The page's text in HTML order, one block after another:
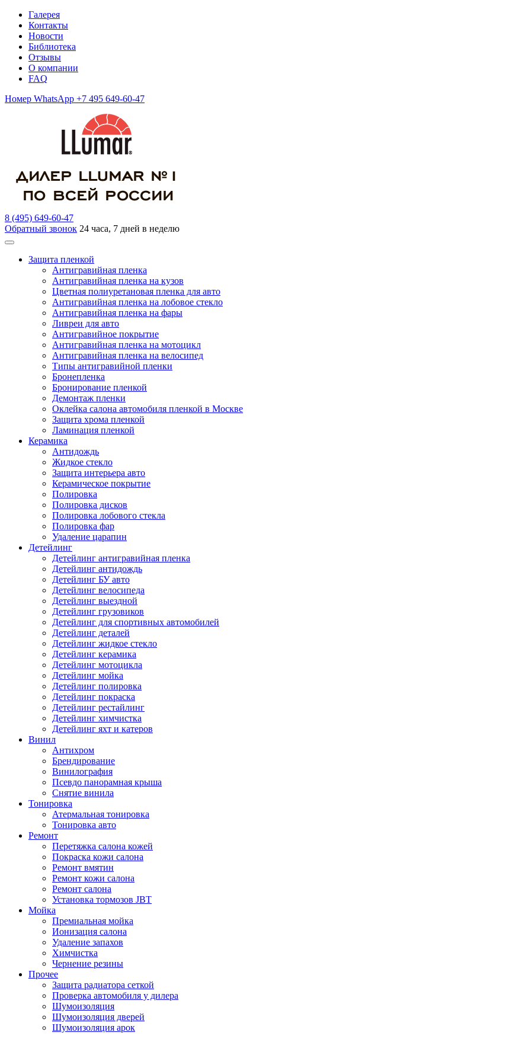
Галерея
Контакты
Новости
Библиотека
Отзывы
О компании
FAQ
Номер WhatsApp +7 495 649-60-47
8 (495) 649-60-47
Обратный звонок 24 часа, 7 дней в неделю
Защита пленкой
Антигравийная пленка
Антигравийная пленка на кузов
Цветная полиуретановая пленка для авто
Антигравийная пленка на лобовое стекло
Антигравийная пленка на фары
Ливреи для авто
Антигравийное покрытие
Антигравийная пленка на мотоцикл
Антигравийная пленка на велосипед
Типы антигравийной пленки
Бронепленка
Бронирование пленкой
Демонтаж пленки
Оклейка салона автомобиля пленкой в Москве
Защита хрома пленкой
Ламинация пленкой
Керамика
Антидождь
Жидкое стекло
Защита интерьера авто
Керамическое покрытие
Полировка
Полировка дисков
Полировка лобового стекла
Полировка фар
Удаление царапин
Детейлинг
Детейлинг антигравийная пленка
Детейлинг антидождь
Детейлинг БУ авто
Детейлинг велосипеда
Детейлинг выездной
Детейлинг грузовиков
Детейлинг для спортивных автомобилей
Детейлинг деталей
Детейлинг жидкое стекло
Детейлинг керамика
Детейлинг мотоцикла
Детейлинг мойка
Детейлинг полировка
Детейлинг покраска
Детейлинг рестайлинг
Детейлинг химчистка
Детейлинг яхт и катеров
Винил
Антихром
Брендирование
Винилография
Псевдо панорамная крыша
Снятие винила
Тонировка
Атермальная тонировка
Тонировка авто
Ремонт
Перетяжка салона кожей
Покраска кожи салона
Ремонт вмятин
Ремонт кожи салона
Ремонт салона
Установка тормозов JBT
Мойка
Премиальная мойка
Ионизация салона
Удаление запахов
Химчистка
Чернение резины
Прочее
Защита радиатора сеткой
Проверка автомобиля у дилера
Шумоизоляция
Шумоизоляция дверей
Шумоизоляция арок